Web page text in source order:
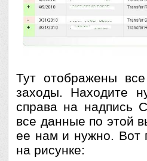
Тут отображены
заходы. Находите
справа на надпись
все данные по этой
ее нам и нужно. Вот
на рисунке: